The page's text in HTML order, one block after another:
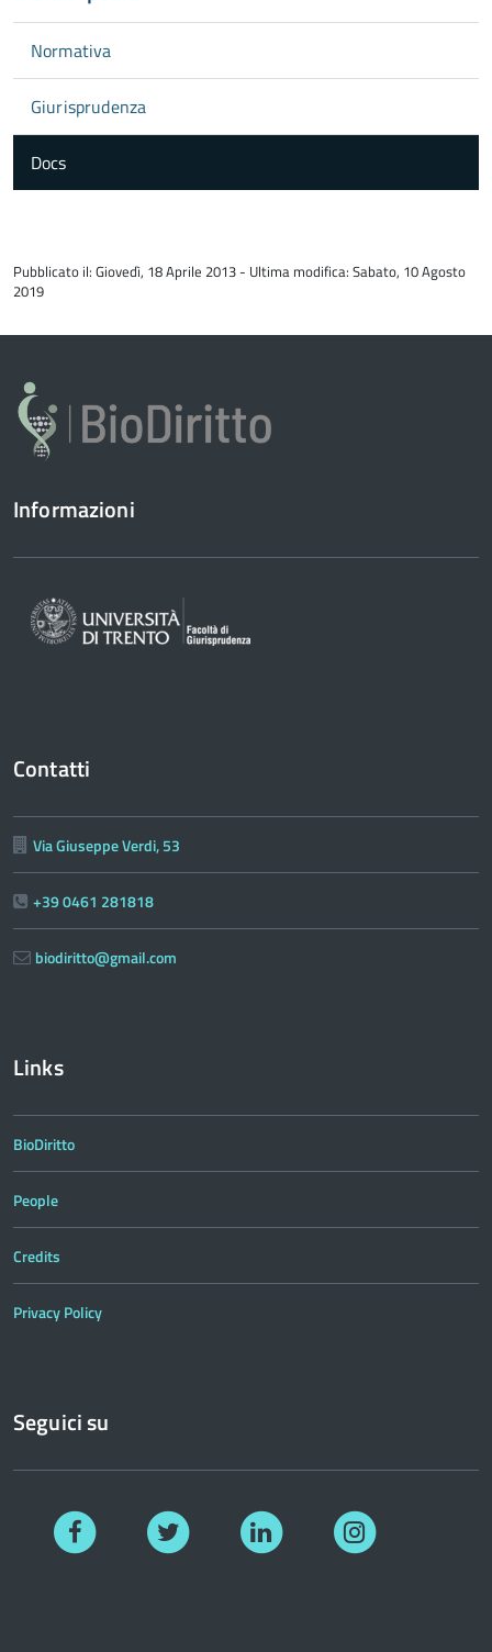
Normativa
Giurisprudenza
Docs
del
contenuto
Pubblicato il: Giovedì, 18 Aprile 2013 - Ultima modifica: Sabato, 10 Agosto
2019
Informazioni
Contatti
Via Giuseppe Verdi, 53
+39 0461 281818
biodiritto@gmail.com
Links
BioDiritto
People
Credits
Privacy Policy
Seguici su
Facebook Linkedin